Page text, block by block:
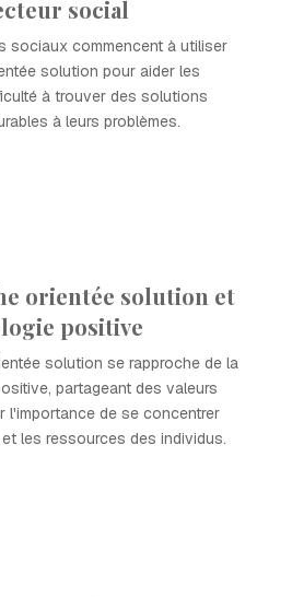
social
sociaux commencent à utiliser
solution pour aider les
à trouver des solutions
à leurs problèmes.
orientée solution et
positive
solution se rapproche de la
partageant des valeurs
l'importance de se concentrer
les ressources des individus.